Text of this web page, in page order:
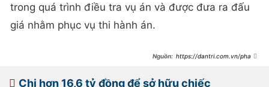
trong quá trình điều tra vụ án và được đưa ra đấu
giá nhằm phục vụ thi hành án.
https://dantri.com.vn/phap-
20260603175517162.htm
Chi hơn 16,6 tỷ đồng để sở hữu chiếc